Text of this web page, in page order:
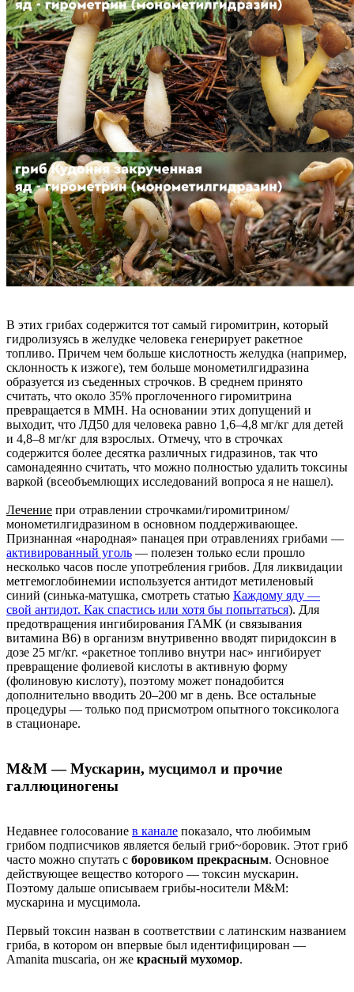
В этих грибах содержится тот самый гиромитрин, который
гидролизуясь в желудке человека генерирует ракетное
топливо. Причем чем больше кислотность желудка (например,
склонность к изжоге), тем больше монометилгидразина
образуется из съеденных строчков. В среднем принято
считать, что около 35% проглоченного гиромитрина
превращается в MMH. На основании этих допущений и
выходит, что ЛД50 для человека равно 1,6–4,8 мг/кг для детей
и 4,8–8 мг/кг для взрослых. Отмечу, что в строчках
содержится более десятка различных гидразинов, так что
самонадеянно считать, что можно полностью удалить токсины
варкой (всеобъемлющих исследований вопроса я не нашел).
Лечение при отравлении строчками/гиромитрином/
монометилгидразином в основном поддерживающее.
Признанная «народная» панацея при отравлениях грибами —
активированный уголь — полезен только если прошло
несколько часов после употребления грибов. Для ликвидации
метгемоглобинемии используется антидот метиленовый
синий (синька-матушка, смотреть статью Каждому яду —
свой антидот. Как спастись или хотя бы попытаться). Для
предотвращения ингибирования ГАМК (и связывания
витамина B6) в организм внутривенно вводят пиридоксин в
дозе 25 мг/кг. «ракетное топливо внутри нас» ингибирует
превращение фолиевой кислоты в активную форму
(фолиновую кислоту), поэтому может понадобится
дополнительно вводить 20–200 мг в день. Все остальные
процедуры — только под присмотром опытного токсиколога
в стационаре.
М&M — Мускарин, мусцимол и прочие
галлюциногены
Недавнее голосование в канале показало, что любимым
грибом подписчиков является белый гриб~боровик. Этот гриб
часто можно спутать с боровиком прекрасным. Основное
действующее вещество которого — токсин мускарин.
Поэтому дальше описываем грибы-носители M&M:
мускарина и мусцимола.
Первый токсин назван в соответствии с латинским названием
гриба, в котором он впервые был идентифицирован —
Amanita muscaria, он же красный мухомор.